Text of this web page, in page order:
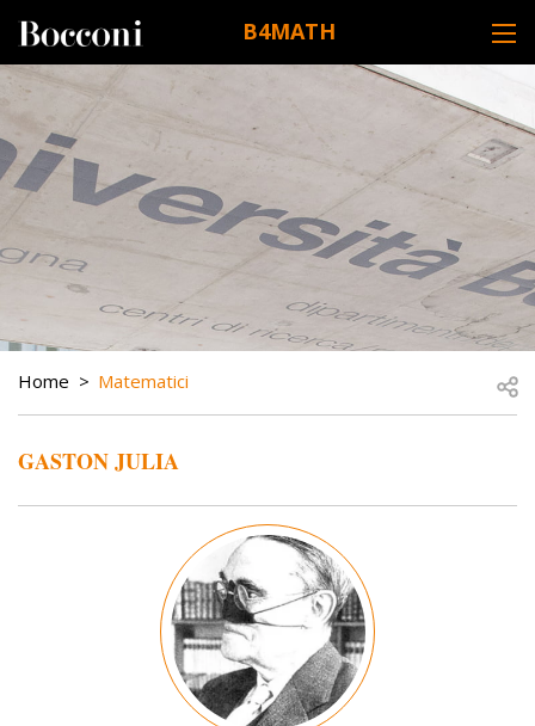
B4MATH
DESK NAVIGATION
BREADCRUMB
Home Matematici
GASTON JULIA